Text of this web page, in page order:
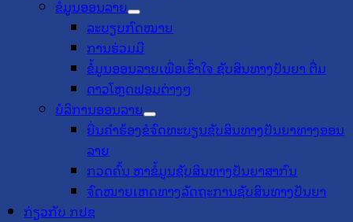
ຂໍ້ມູນອອນລາຍ
ລະບຽບກົດໝາຍ
ການຮ່ວມມື
ຂໍ້ມູນອອນລາຍເພື່ອເຂົ້າໃຈ ຊັບສິນທາງປັນຍາ ຕື່ມ
ດາວໂຫຼດຟອມຕ່າງໆ
ບໍລິການອອນລາຍ
ຍື່ນຄຳຮ້ອງຂໍຈົດທະບຽນຊັບສິນທາງປັນຍາທາງອອນ
ລາຍ
ກວດຄົ້ນ ຫາຂໍ້ມູນຊັບສິນທາງປັນຍາສາກົນ
ຈົດໝາຍເຫດທາງລັດຖະການຊັບສິນທາງປັນຍາ
ກ່ຽວກັບ ກປຊ